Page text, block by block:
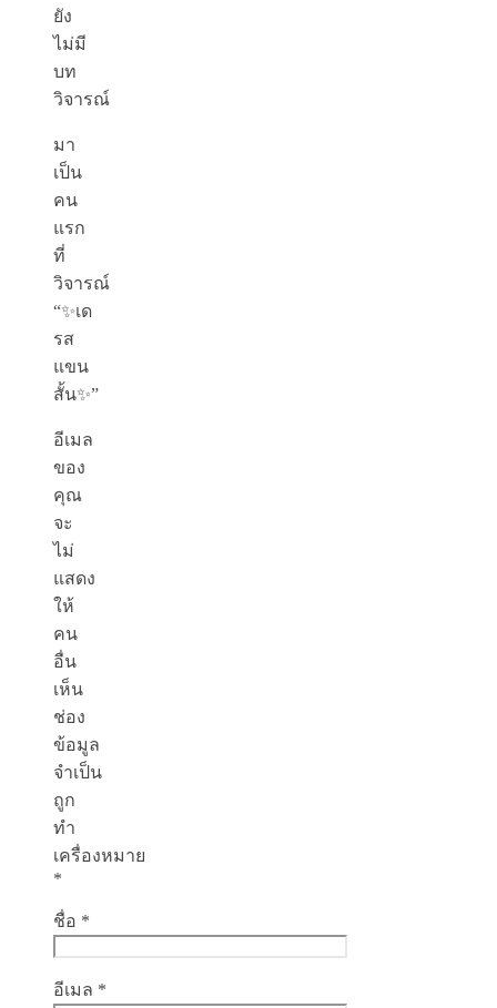
ยัง
ไม่มี
บท
วิจารณ์
มา
เป็น
คน
แรก
ที่
วิจารณ์
“✨เด
รส
แขน
สั้น✨”
อีเมล
ของ
คุณ
จะ
ไม่
แสดง
ให้
คน
อื่น
เห็น
ช่อง
ข้อมูล
จำเป็น
ถูก
ทำ
เครื่องหมาย
*
ชื่อ *
อีเมล *